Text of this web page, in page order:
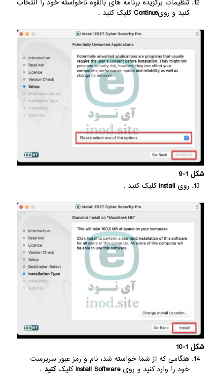
تنظیمات برگزیده برنامه های بالقوه ناخواسته خود را انتخاب
کنید و رویContinueکلیک کنید .
شکل 1-9
روی Installکلیک کنید .
شکل 1-10
هنگامی که از شما خواسته شد، نام و رمز عبور سرپرست
خود را وارد کنید و رویInstall Softwareکلیککنید .